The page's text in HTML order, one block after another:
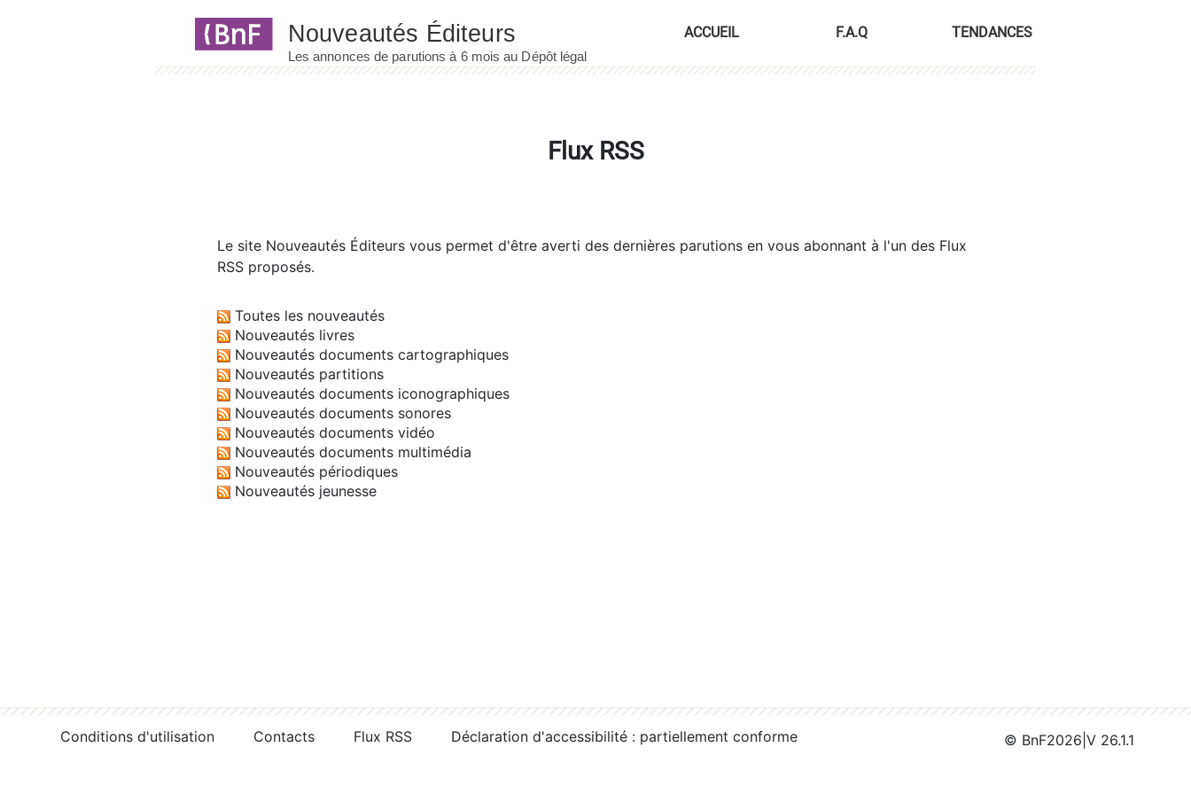
ACCUEIL F.A.Q TENDANCES
Flux RSS
Le site Nouveautés Éditeurs vous permet d'être averti des dernières parutions en vous abonnant à l'un des Flux
RSS proposés.
Toutes les nouveautés
Nouveautés livres
Nouveautés documents cartographiques
Nouveautés partitions
Nouveautés documents iconographiques
Nouveautés documents sonores
Nouveautés documents vidéo
Nouveautés documents multimédia
Nouveautés périodiques
Nouveautés jeunesse
Conditions d'utilisation Contacts Flux RSS Déclaration d'accessibilité : partiellement conforme © BnF2026 V 26.1.1